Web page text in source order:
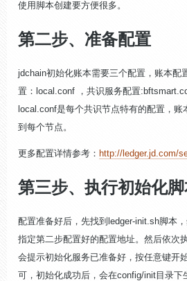
使用脚本创建要方便很多。
第二步、准备配置
jdchain初始化账本需要三个配置，账本配
置：local.conf ，共识服务配置
local.conf是每个共识节点特有的配置，
到每个节点。
更多配置详情参考： http://ledger.jd.com/
第三步、执行初始化
配置准备好后，先找到ledger-init.sh脚本
指定第二步配置好的配置地址。然后依次
会提示初始化服务已准备好，按任意键开
可，初始化成功后，会在config/init目录下